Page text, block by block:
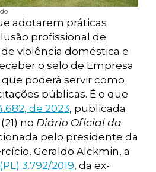
adotarem práticas
profissional de
violência doméstica e
o selo de Empresa
poderá servir como
públicas. É o que
de 2023, publicada
no Diário Oficial da
pelo presidente da
Geraldo Alckmin, a
(PL) 3.792/2019, da ex-